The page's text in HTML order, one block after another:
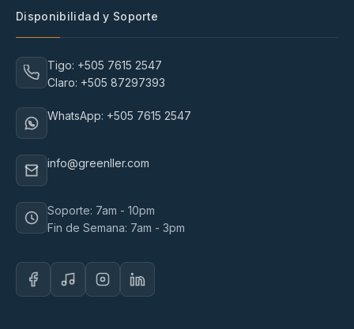
Disponibilidad y Soporte
Tigo: +505 7615 2547
Claro: +505 87297393
WhatsApp: +505 7615 2547
info@greenller.com
Soporte: 7am - 10pm
Fin de Semana: 7am - 3pm